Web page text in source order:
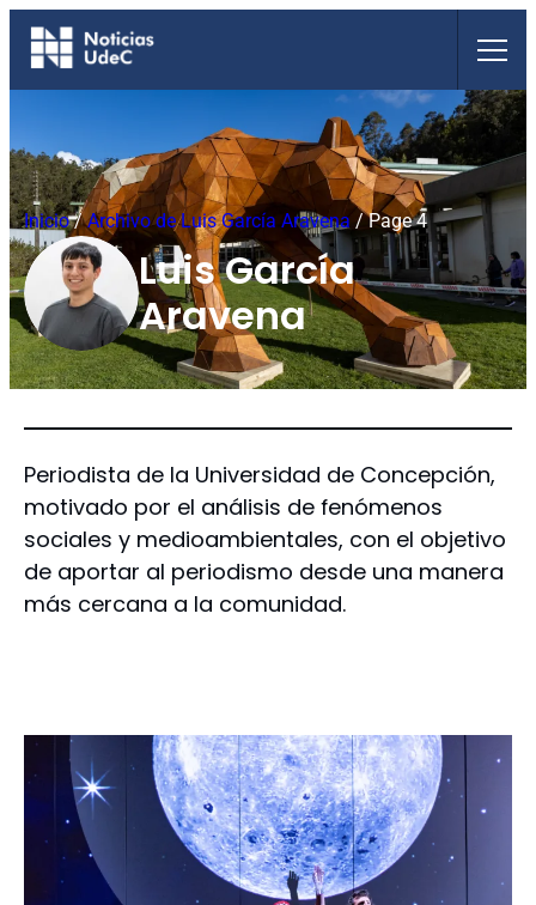
Saltar
Inicio/Archivo de Luis García Aravena /Page 4
Luis García
Aravena
Periodista de la Universidad de Concepción,
motivado por el análisis de fenómenos
sociales y medioambientales, con el objetivo
de aportar al periodismo desde una manera
más cercana a la comunidad.